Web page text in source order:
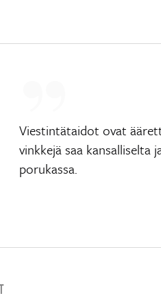
Viestintätaidot ovat
vinkkejä saa kansalliselta
porukassa.